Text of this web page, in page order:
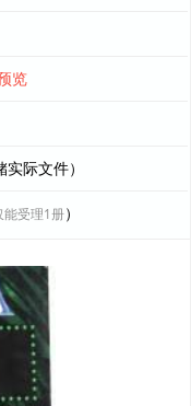
览
际文件）
能受理1册）